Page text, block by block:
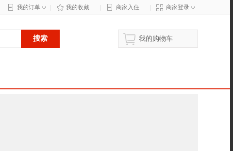
我的订单 ◇ 我的收藏 商家入住 商家登录 ◇
搜索 我的购物车